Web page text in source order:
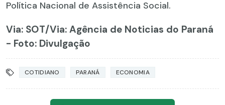
Política Nacional de Assistência Social.
Via: SOT/Via: Agência de Noticias do Paraná
- Foto: Divulgação
COTIDIANO PARANÁ ECONOMIA